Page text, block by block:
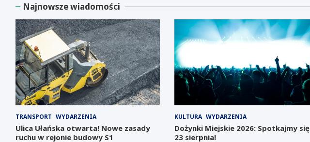
Najnowsze wiadomości
TRANSPORT WYDARZENIA
Ulica Ułańska otwarta! Nowe zasady
ruchu w rejonie budowy S1
KULTURA WYDARZENIA
Dożynki Miejskie 2026: Spotkajmy się
23 sierpnia!